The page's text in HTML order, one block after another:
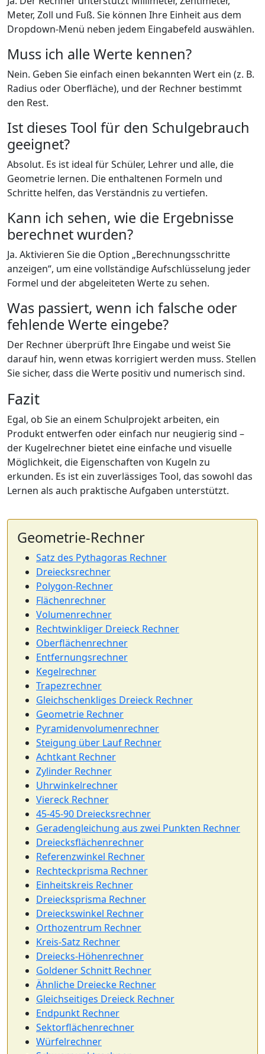
Meter, Zoll und Fuß. Sie können Ihre Einheit aus dem
Dropdown-Menü neben jedem Eingabefeld auswählen.
Muss ich alle Werte kennen?
Nein. Geben Sie einfach einen bekannten Wert ein (z. B.
Radius oder Oberfläche), und der Rechner bestimmt
den Rest.
Ist dieses Tool für den Schulgebrauch
geeignet?
Absolut. Es ist ideal für Schüler, Lehrer und alle, die
Geometrie lernen. Die enthaltenen Formeln und
Schritte helfen, das Verständnis zu vertiefen.
Kann ich sehen, wie die Ergebnisse
berechnet wurden?
Ja. Aktivieren Sie die Option „Berechnungsschritte
anzeigen“, um eine vollständige Aufschlüsselung jeder
Formel und der abgeleiteten Werte zu sehen.
Was passiert, wenn ich falsche oder
fehlende Werte eingebe?
Der Rechner überprüft Ihre Eingabe und weist Sie
darauf hin, wenn etwas korrigiert werden muss. Stellen
Sie sicher, dass die Werte positiv und numerisch sind.
Fazit
Egal, ob Sie an einem Schulprojekt arbeiten, ein
Produkt entwerfen oder einfach nur neugierig sind –
der Kugelrechner bietet eine einfache und visuelle
Möglichkeit, die Eigenschaften von Kugeln zu
erkunden. Es ist ein zuverlässiges Tool, das sowohl das
Lernen als auch praktische Aufgaben unterstützt.
Geometrie-Rechner
Satz des Pythagoras Rechner
Dreiecksrechner
Polygon-Rechner
Flächenrechner
Volumenrechner
Rechtwinkliger Dreieck Rechner
Oberflächenrechner
Entfernungsrechner
Kegelrechner
Trapezrechner
Gleichschenkliges Dreieck Rechner
Geometrie Rechner
Pyramidenvolumenrechner
Steigung über Lauf Rechner
Achtkant Rechner
Zylinder Rechner
Uhrwinkelrechner
Viereck Rechner
45-45-90 Dreiecksrechner
Geradengleichung aus zwei Punkten Rechner
Dreiecksflächenrechner
Referenzwinkel Rechner
Rechteckprisma Rechner
Einheitskreis Rechner
Dreiecksprisma Rechner
Dreieckswinkel Rechner
Orthozentrum Rechner
Kreis-Satz Rechner
Dreiecks-Höhenrechner
Goldener Schnitt Rechner
Ähnliche Dreiecke Rechner
Gleichseitiges Dreieck Rechner
Endpunkt Rechner
Sektorflächenrechner
Würfelrechner